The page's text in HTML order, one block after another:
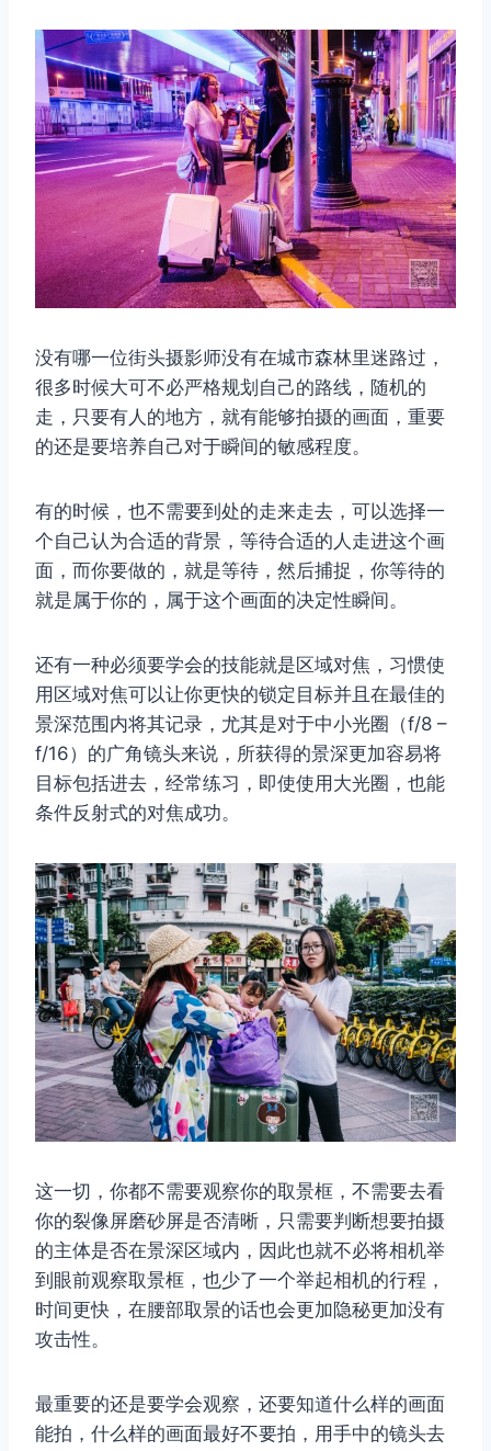
没有哪一位街头摄影师没有在城市森林里迷路过，
很多时候大可不必严格规划自己的路线，随机的
走，只要有人的地方，就有能够拍摄的画面，重要
的还是要培养自己对于瞬间的敏感程度。
有的时候，也不需要到处的走来走去，可以选择一
个自己认为合适的背景，等待合适的人走进这个画
面，而你要做的，就是等待，然后捕捉，你等待的
就是属于你的，属于这个画面的决定性瞬间。
还有一种必须要学会的技能就是区域对焦，习惯使
用区域对焦可以让你更快的锁定目标并且在最佳的
景深范围内将其记录，尤其是对于中小光圈（f/8 –
f/16）的广角镜头来说，所获得的景深更加容易将
目标包括进去，经常练习，即使使用大光圈，也能
条件反射式的对焦成功。
这一切，你都不需要观察你的取景框，不需要去看
你的裂像屏磨砂屏是否清晰，只需要判断想要拍摄
的主体是否在景深区域内，因此也就不必将相机举
到眼前观察取景框，也少了一个举起相机的行程，
时间更快，在腰部取景的话也会更加隐秘更加没有
攻击性。
最重要的还是要学会观察，还要知道什么样的画面
能拍，什么样的画面最好不要拍，用手中的镜头去